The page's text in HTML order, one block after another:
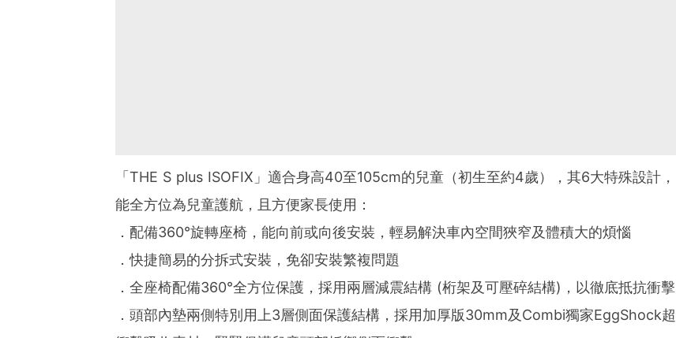
「THE S plus ISOFIX」適合身高40至105cm的兒童（初生至約4歲），其6大特殊設計，
能全方位為兒童護航，且方便家長使用：
．配備360°旋轉座椅，能向前或向後安裝，輕易解決車內空間狹窄及體積大的煩惱
．快捷簡易的分拆式安裝，免卻安裝繁複問題
．全座椅配備360°全方位保護，採用兩層減震結構 (桁架及可壓碎結構)，以徹底抵抗衝擊
．頭部內墊兩側特別用上3層側面保護結構，採用加厚版30mm及Combi獨家EggShock超